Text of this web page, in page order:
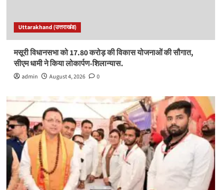
Uttarakhand (उत्तराखंड)
मसूरी विधानसभा को 17.80 करोड़ की विकास योजनाओं की सौगात,
सीएम धामी ने किया लोकार्पण-शिलान्यास.
admin August 4, 2026 0